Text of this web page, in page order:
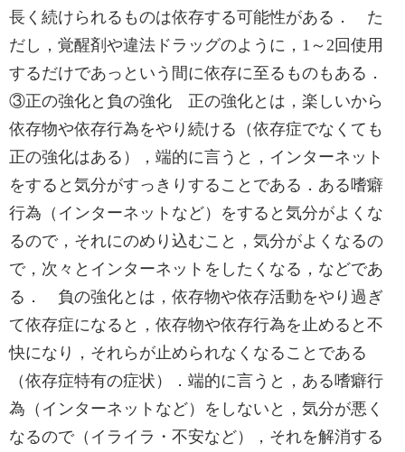
長く続けられるものは依存する可能性がある． た
だし，覚醒剤や違法ドラッグのように，1～2回使用
するだけであっという間に依存に至るものもある．
③正の強化と負の強化 正の強化とは，楽しいから
依存物や依存行為をやり続ける（依存症でなくても
正の強化はある），端的に言うと，インターネット
をすると気分がすっきりすることである．ある嗜癖
行為（インターネットなど）をすると気分がよくな
るので，それにのめり込むこと，気分がよくなるの
で，次々とインターネットをしたくなる，などであ
る． 負の強化とは，依存物や依存活動をやり過ぎ
て依存症になると，依存物や依存行為を止めると不
快になり，それらが止められなくなることである
（依存症特有の症状）．端的に言うと，ある嗜癖行
為（インターネットなど）をしないと，気分が悪く
なるので（イライラ・不安など），それを解消する